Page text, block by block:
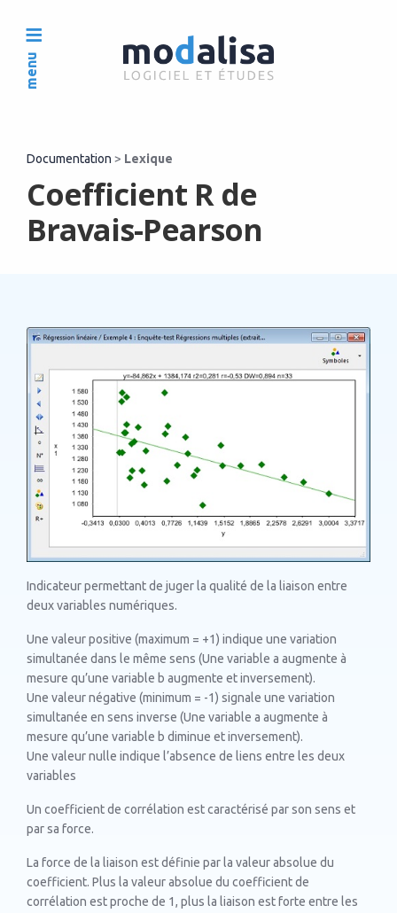
menu
Documentation > Lexique
Coefficient R de
Bravais-Pearson
Indicateur permettant de juger la qualité de la liaison entre
deux variables numériques.
Une valeur positive (maximum = +1) indique une variation
simultanée dans le même sens (Une variable a augmente à
mesure qu’une variable b augmente et inversement).
Une valeur négative (minimum = -1) signale une variation
simultanée en sens inverse (Une variable a augmente à
mesure qu’une variable b diminue et inversement).
Une valeur nulle indique l’absence de liens entre les deux
variables
Un coefficient de corrélation est caractérisé par son sens et
par sa force.
La force de la liaison est définie par la valeur absolue du
coefficient. Plus la valeur absolue du coefficient de
corrélation est proche de 1, plus la liaison est forte entre les